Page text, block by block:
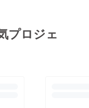
プロジェ